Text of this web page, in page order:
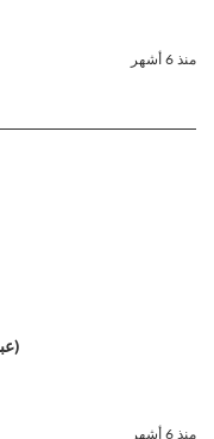
منذ 6 أشهر
شرائط اختبار الكيتون من GKI (عبوة 60 شريطًا)
منذ 6 أشهر